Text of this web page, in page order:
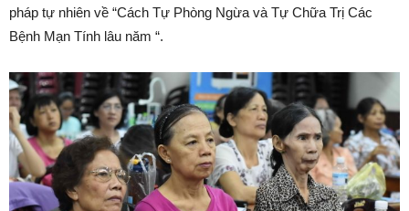
pháp tự nhiên về “Cách Tự Phòng Ngừa và Tự Chữa Trị Các
Bệnh Mạn Tính lâu năm “.